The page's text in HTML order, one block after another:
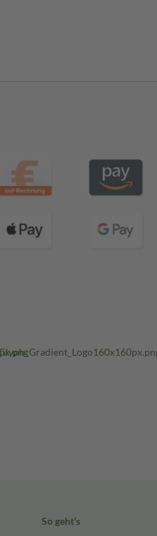
So geht's